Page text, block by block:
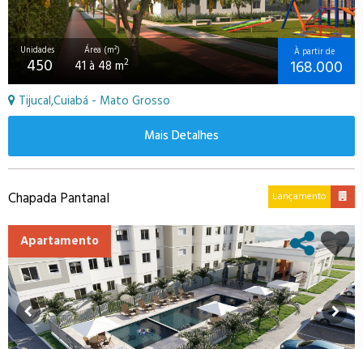
Unidades
450
Área (m²)
41 à 48 m2
À partir de
168.000
Tijucal,Cuiabá - Mato Grosso
Mais Detalhes
Chapada Pantanal Lançamento
Apartamento